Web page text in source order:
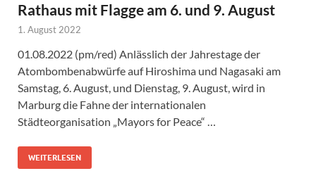
Rathaus mit Flagge am 6. und 9. August
1. August 2022
01.08.2022 (pm/red) Anlässlich der Jahrestage der
Atombombenabwürfe auf Hiroshima und Nagasaki am
Samstag, 6. August, und Dienstag, 9. August, wird in
Marburg die Fahne der internationalen
Städteorganisation „Mayors for Peace“ …
WEITERLESEN